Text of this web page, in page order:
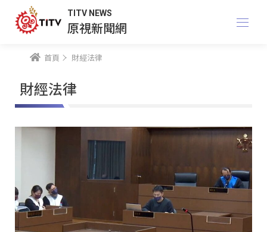
TITV NEWS
原視新聞網
首頁 財經法律
財經法律